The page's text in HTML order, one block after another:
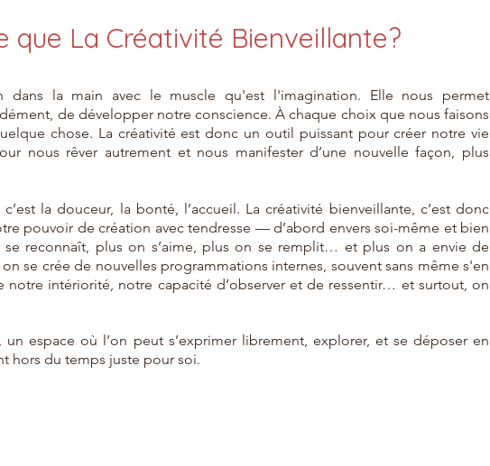
que La Créativité Bienveillante?
dans la main avec le muscle qu'est l'imagination. Elle nous permet
de développer notre conscience. À chaque choix que nous faisons
chose. La créativité est donc un outil puissant pour créer notre vie
nous rêver autrement et nous manifester d’une nouvelle façon, plus
la douceur, la bonté, l’accueil. La créativité bienveillante, c’est donc
pouvoir de création avec tendresse — d’abord envers soi-même et bien
se reconnaît, plus on s’aime, plus on se remplit… et plus on a envie de
se crée de nouvelles programmations internes, souvent sans même s'en
intériorité, notre capacité d’observer et de ressentir… et surtout, on
un espace où l’on peut s’exprimer librement, explorer, et se déposer en
hors du temps juste pour soi.